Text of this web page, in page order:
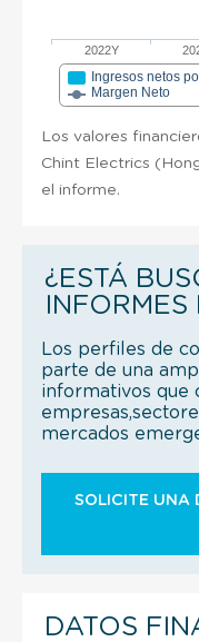
2022Y
Ingresos netos
Margen Neto
Los valores
Chint Electrics
el informe.
¿ESTÁ
Los perfiles de
parte de una
informativos que
mercados
SOLICITE UNA
DATOS